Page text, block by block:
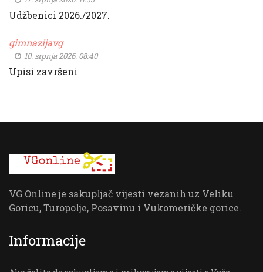
Udžbenici 2026./2027.
gimnazijavg
10. srpnja 2026. 08:40
Upisi završeni
VG Online je sakupljač vijesti vezanih uz Veliku
Goricu, Turopolje, Posavinu i Vukomeričke gorice.
Informacije